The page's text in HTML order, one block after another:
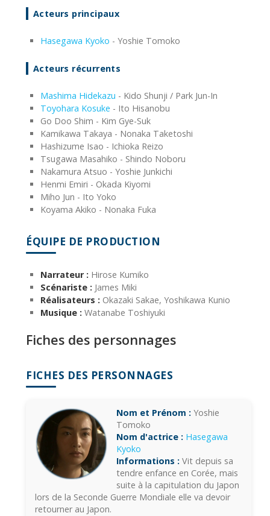
Acteurs principaux
Hasegawa Kyoko - Yoshie Tomoko
Acteurs récurrents
Mashima Hidekazu - Kido Shunji / Park Jun-In
Toyohara Kosuke - Ito Hisanobu
Go Doo Shim - Kim Gye-Suk
Kamikawa Takaya - Nonaka Taketoshi
Hashizume Isao - Ichioka Reizo
Tsugawa Masahiko - Shindo Noboru
Nakamura Atsuo - Yoshie Junkichi
Henmi Emiri - Okada Kiyomi
Miho Jun - Ito Yoko
Koyama Akiko - Nonaka Fuka
ÉQUIPE DE PRODUCTION
Narrateur : Hirose Kumiko
Scénariste : James Miki
Réalisateurs : Okazaki Sakae, Yoshikawa Kunio
Musique : Watanabe Toshiyuki
Fiches des personnages
FICHES DES PERSONNAGES
Nom et Prénom : Yoshie
Tomoko
Nom d'actrice : Hasegawa
Kyoko
Informations : Vit depuis sa
tendre enfance en Corée, mais
suite à la capitulation du Japon
lors de la Seconde Guerre Mondiale elle va devoir
retourner au Japon.